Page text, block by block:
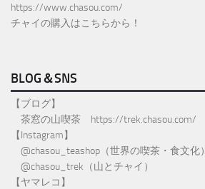
https://www.chasou.com/
チャイの購入はこちらから！
BLOG＆SNS
【ブログ】
茶窓の山喫茶 https://trek.chasou.com/
【Instagram】
@chasou_teashop （世界の喫茶・食文化）
@chasou_trek （山とチャイ）
【ヤマレコ】